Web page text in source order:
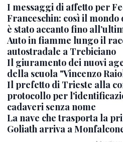
I messaggi di affetto per
Franceschin: così il mondo
è stato accanto fino
Auto in fiamme lungo il
autostradale a Trebiciano
Il giuramento dei nuovi
della scuola "Vincenzo
Il prefetto di Trieste alla
protocollo per
cadaveri senza nome
La nave che trasporta la
Goliath arriva a